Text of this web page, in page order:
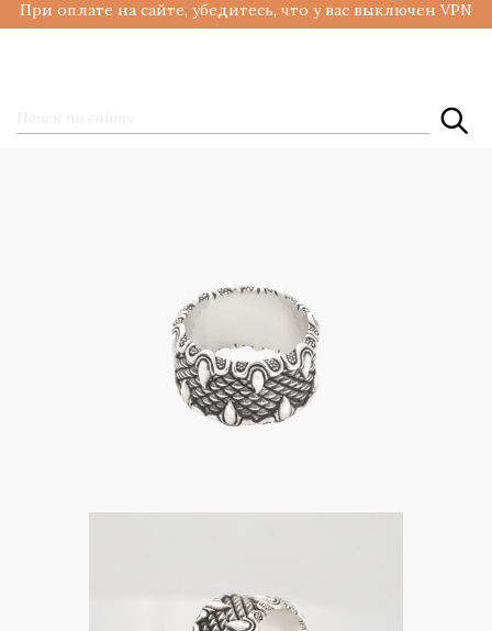
При оплате на сайте, убедитесь, что у вас выключен VPN